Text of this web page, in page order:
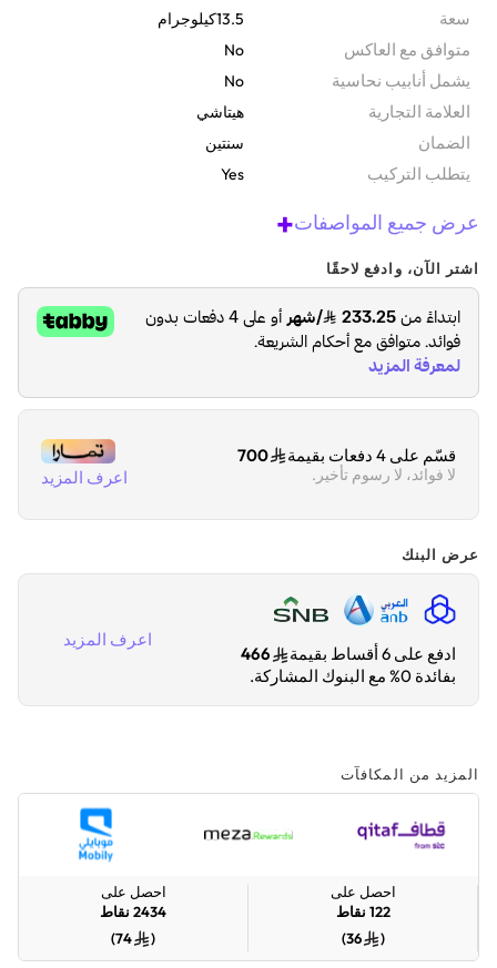
العصري للأسر المشغولة
سعة 13.5كيلوجرام
متوافق مع العاكس No
يشمل أنابيب نحاسية No
‫العلامة التجارية هيتاشي
الضمان‬ سنتين
يتطلب التركيب Yes
عرض جميع المواصفات+
اشتر الآن، وادفع لاحقًا
قسّم على 4 دفعات بقيمة 700
لا فوائد، لا رسوم تأخير. اعرف المزيد
عرض البنك
ادفع على 6 أقساط بقيمة
466
بفائدة 0% مع البنوك المشاركة.
اعرف المزيد
المزيد من المكافآت
احصل على
122 نقاط
(
36
)
احصل على
2434 نقاط
(
74
)